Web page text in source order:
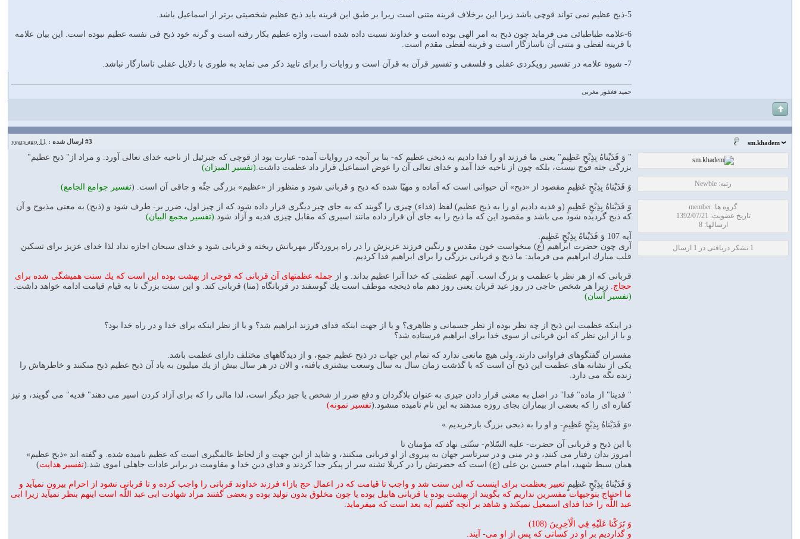
5-ذبح عظیم نمی تواند قوچی باشد زیرا این برخلاف قرینه متنی است زیرا بر طبق این قرینه باید ذبح عظیم شخصیتی برتر از اسماعیل باشد.
6-علامه طباطبائی می فرماید چون ذبح به امر الهی بوده است و خداوند نسبت داده شده است، واژه عظیم بکار رفته است و گرنه خود ذبح فی نفسه عظیم نبوده است. این بیان علامه
با قرینه لفظی و متنی آن ناسازگار است و قرینه لفظی مقدم است.
7- شیوه علامه در تفسیر رویکردی عقلی و فلسفی و تفسیر قرآن به قرآن است و روایات را برای تایید ذکر می نماید به طوری با دلایل عقلی ناسازگار نباشد.
حمید فغفور مغربی
sm.khadem
#3 ارسال شده : 11 years ago
رتبه: Newbie
گروه ها: member
تاریخ عضویت: 1392/07/21
ارسالها: 8
1 تشکر دریافتی در 1 ارسال
" وَ فَدَيْناهُ بِذِبْحٍ عَظِيمٍ" يعنى ما فرزند او را فدا داديم به ذبحى عظيم كه- بنا بر آنچه در روايات آمده- عبارت بود از قوچى كه جبرئيل از ناحيه خداى تعالى آورد. و مراد از" ذبح عظيم"
بزرگى جثه قوچ نيست، بلكه چون از ناحيه خدا آمد و خداى تعالى آن را عوض اسماعيل قرار داد عظمت داشت.(تفسیر المیزان)
وَ فَدَيْناهُ بِذِبْحٍ عَظِيمٍ مقصود از «ذبح» آن حيوانى است كه آماده و مهيّا شده كه ذبح و قربانى شود و منظور از «عظيم» بزرگى جثّه و چاقى آن است. (تفسیر جوامع الجامع)
وَ فَدَيْناهُ بِذِبْحٍ عَظِيمٍ (و فديه داديم او را به ذبح عظيم) لفظ (فداء) چيزى را گويند كه به جاى چيز ديگرى قرار داده شود كه از چيز اول، ضرر بر- طرف شود و (ذبح) به معنى مذبوح و آن
كه ذبح گرديده شود مى‏ باشد و مقصود اين كه ما ذبح را به جاى آن قرار داده مانند اسيرى كه مقابل چيزى فديه و آزاد شود.(تفسیر مجمع البیان)
آيه 107 وَ فَدَيْناهُ بِذِبْحٍ عَظِيمٍ.
آرى چون حضرت ابراهيم (ع) مى‏خواست خون مقدس و رنگين فرزند عزيزش را در راه پروردگار مهربانش ريخته و قربانى شود و خداى سبحان اجازه نداد لذا خداى عزيز براى تسكين
قلب مبارك ابراهيم مى ‏فرمايد: ما ذبح و قربانى بزرگى را براى ابراهيم فدا كرديم.
قربانى كه از هر نظر با عظمت و بزرگ است. آنهم عظمتى كه خدا آنرا عظيم بداند. و از جمله عظمتهاى آن قربانى كه قوچى از بهشت بوده اين است كه يك سنت هميشگى شده براى
حجاج. زيرا هر شخص حاجى در روز عيد قربان يعنى روز دهم ماه ذيحجه موظف است يك گوسفند در قربانگاه (منا) قربانى كند. و اين سنت بزرگ تا به قيام قيامت ادامه خواهد داشت.
(تفسیر آسان)
در اينكه عظمت اين ذبح از چه نظر بوده از نظر جسمانى و ظاهرى؟ و يا از جهت اينكه فداى فرزند ابراهيم شد؟ و يا از نظر اينكه براى خدا و در راه خدا بود؟
و يا از اين نظر كه اين قربانى از سوى خدا براى ابراهيم فرستاده شد؟
مفسران گفتگوهاى فراوانى دارند، ولى هيچ مانعى ندارد كه تمام اين جهات در ذبح عظيم جمع، و از ديدگاههاى مختلف داراى عظمت باشد.
يكى از نشانه‏ هاى عظمت اين ذبح آن است كه با گذشت زمان سال به سال وسعت بيشترى يافته، و الان در هر سال بيش از يك ميليون به ياد آن ذبح عظيم ذبح مى‏كنند و خاطره‏اش را
زنده نگه مى ‏دارد.
" فدينا" از ماده" فدا" در اصل به معنى قرار دادن چيزى به عنوان بلاگردان و دفع ضرر از شخص يا چيز ديگر است، لذا مالى را كه براى آزاد كردن اسير مى‏ دهند" فديه" مى‏ گويند، و نيز
كفاره‏ اى را كه بعضى از بيماران بجاى روزه مى‏دهند به اين نام ناميده مى‏شود.(تفسیر نمونه)
«وَ فَدَيْناهُ بِذِبْحٍ عَظِيمٍ- و او را به ذبحى بزرگ بازخريديم.»
با اين ذبح و قربانى آن حضرت- عليه السّلام- سنّتى نهاد كه مؤمنان تا
امروز بدان رفتار مى ‏كنند، و در منى و در سرتاسر جهان به پيروى از او قربانى مى‏كنند، و شايد از اين جهت و از لحاظ عالمگيرى است كه عظيم ناميده شده. و گفته‏ اند «ذبح عظيم»
همان سبط شهيد، امام حسين بن على (ع) است كه حضرتش را در كربلا تشنه سر از پيكر جدا كردند و فداى دين خدا و مقاومت در برابر عادات جاهلى اموى شد.(تفسیر هدایت)
وَ فَدَيْناهُ بِذِبْحٍ عَظِيمٍ تعبير بعظمت براى اينست كه اين سنت شد و واجب تا قيامت كه در اعمال حج بازاء فرزند خداوند قربانى را واجب كرده و تا قربانى نشود از احرام بيرون نميآيد و
ما احتياج بتوجيهات مفسرين نداريم كه بگويند از بهشت بوده يا قربانى هابيل بوده يا چون مخلوق بدون توليد بوده و بعضى گفتند مراد شهادت ابى عبد اللَّه است اينهم بنظر نميآيد زيرا ابى
عبد اللَّه را خدا فداى اسمعيل نميكند و شاهد بر آنچه گفتيم آيه بعد است كه ميفرمايد:
وَ تَرَكْنا عَلَيْهِ فِي الْآخِرِينَ (108)
و گذارديم بر او در كسانى كه پس از او مى- آيند.